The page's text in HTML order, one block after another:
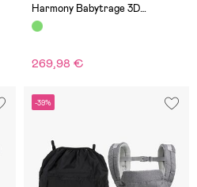
Harmony Babytrage 3D
Mesh inkl. Regenüberzug, Dunke
269,98 €
-39%